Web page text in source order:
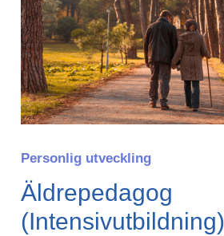
Personlig utveckling
Äldrepedagog
(Intensivutbildning)